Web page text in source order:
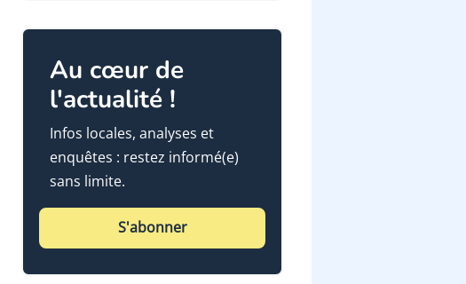
Au cœur de
l'actualité !
Infos locales, analyses et
enquêtes : restez informé(e)
sans limite.
S'abonner